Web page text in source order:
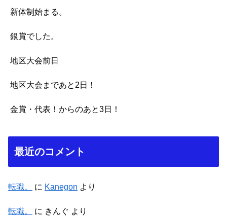
新体制始まる。
銀賞でした。
地区大会前日
地区大会まであと2日！
金賞・代表！からのあと3日！
最近のコメント
転職。 に Kanegon より
転職。 に きんぐ より